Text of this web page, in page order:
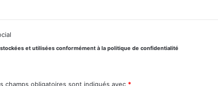
et utilisées conformément à la politique de confidentialité
champs obligatoires sont indiqués avec *